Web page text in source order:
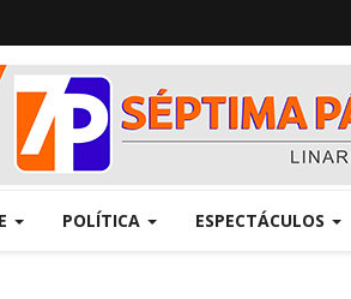
POLÍTICA ESPECTÁCULOS